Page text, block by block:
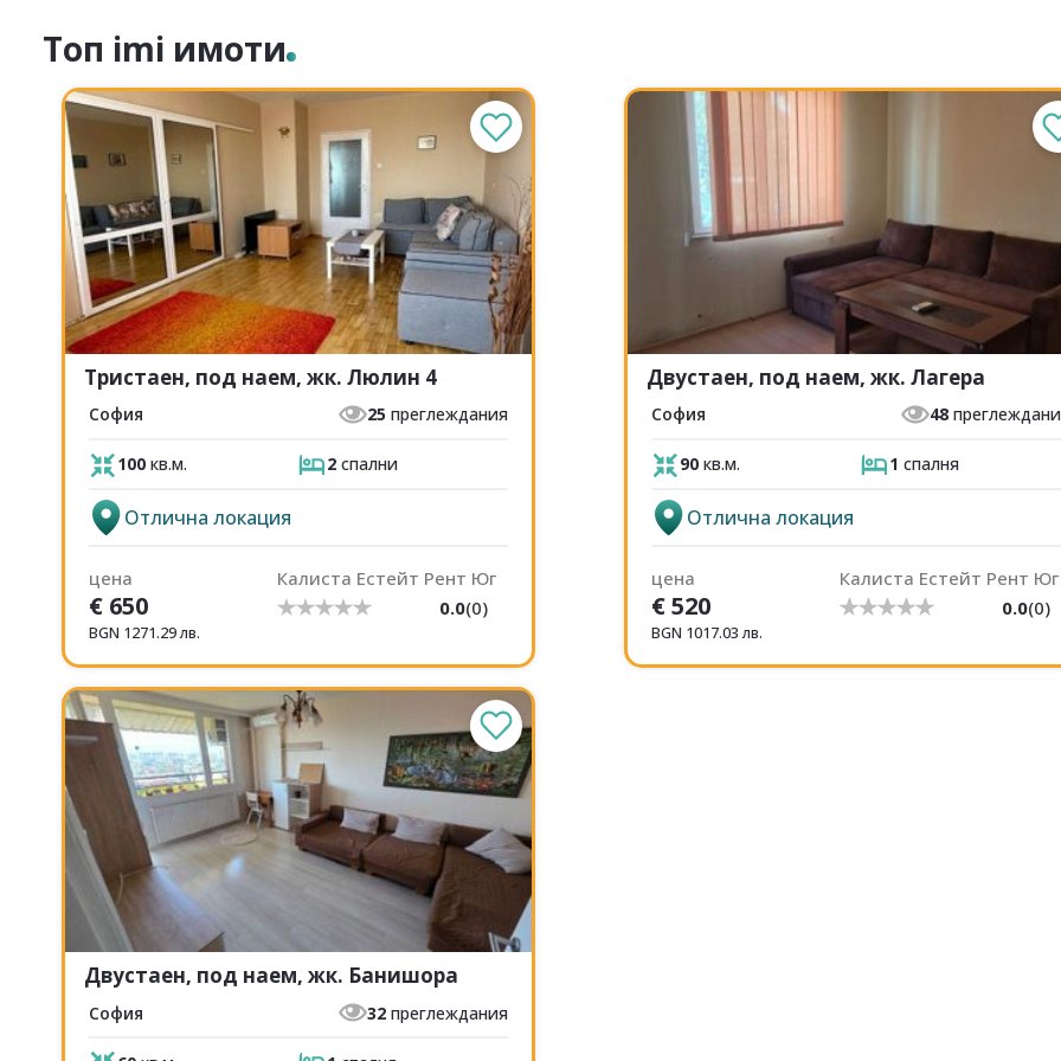
Топ imi имоти
Тристаен, под наем, жк. Люлин 4
София 25 преглеждания
100 кв.м. 2 спални
Отлична локация
цена
€ 650
BGN 1271.29лв.
Калиста Естейт Рент Юг
0.0(0)
Двустаен, под наем, жк. Лагера
София 48
90 кв.м. 1 спалня
Отлична локация
цена
€520
BGN 1017.03лв.
Калиста Естейт Рент Юг
0.0(0)
Двустаен, под наем, жк. Банишора
София 32 преглеждания